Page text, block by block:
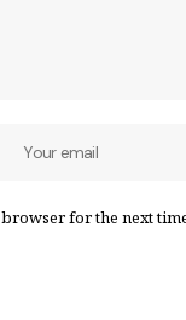
for the next